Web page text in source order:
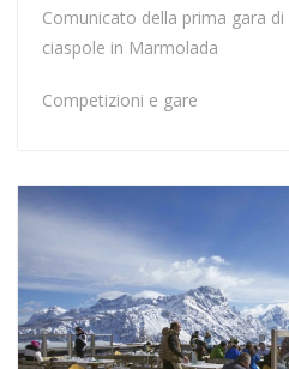
Comunicato della prima gara
ciaspole in Marmolada
Competizioni e gare